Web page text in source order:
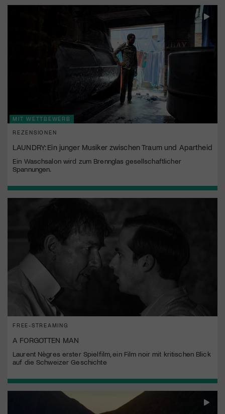
MIT WETTBEWERB
REZENSIONEN
LAUNDRY: Ein junger Musiker zwischen Traum und Apartheid
Ein Waschsalon wird zum Brennglas gesellschaftlicher
Spannungen.
FREE-STREAMING
A FORGOTTEN MAN
Laurent Nègres erster Spielfilm, ein Film noir mit kritischen Blick
auf die Schweizer Geschichte